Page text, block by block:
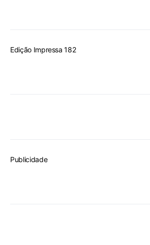
Edição Impressa 182
Publicidade